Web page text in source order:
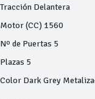
Tracción Delantera
Motor (CC) 1560
Nº de Puertas 5
Plazas 5
Color Dark Grey